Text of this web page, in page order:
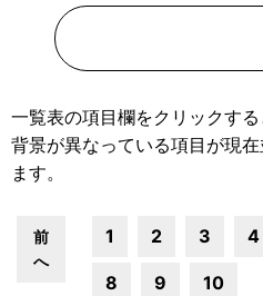
一覧表の項目欄をクリックする
背景が異なっている項目が現
ます。
前
へ
1 2 3 4
8 9 10